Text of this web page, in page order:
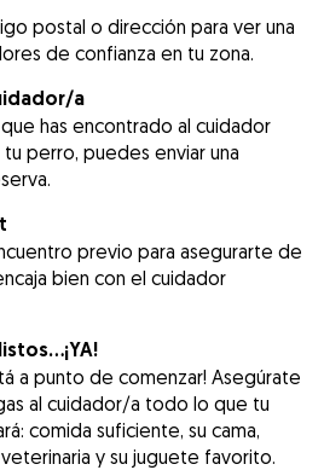
postal o dirección para ver una
de confianza en tu zona.
a
has encontrado al cuidador
perro, puedes enviar una
previo para asegurarte de
bien con el cuidador
a punto de comenzar! Asegúrate
al cuidador/a todo lo que tu
comida suficiente, su cama,
y su juguete favorito.